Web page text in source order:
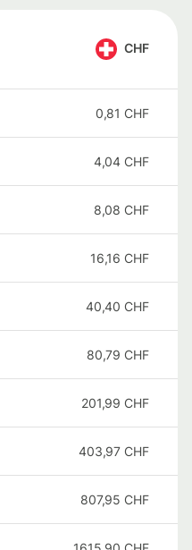
CHF
0,81 CHF
4,04 CHF
8,08 CHF
16,16 CHF
40,40 CHF
80,79 CHF
201,99 CHF
403,97 CHF
807,95 CHF